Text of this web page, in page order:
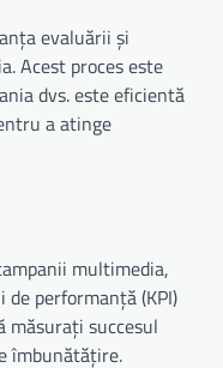
evaluării și
Acest proces este
dvs. este eficientă
a atinge
multimedia,
performanță (KPI)
măsurați succesul
îmbunătățire.